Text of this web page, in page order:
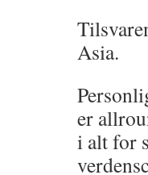
Asia.
er
i alt for